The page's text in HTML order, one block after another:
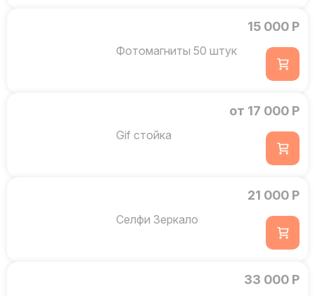
Фотомагниты 50 штук
15 000 Р
Gif стойка
от 17 000 Р
Селфи Зеркало
21 000 Р
33 000 Р